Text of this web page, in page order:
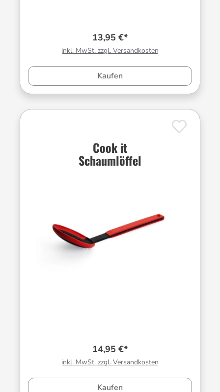
13,95 €*
inkl. MwSt. zzgl. Versandkosten
Kaufen
Cook it
Schaumlöffel
14,95 €*
inkl. MwSt. zzgl. Versandkosten
Kaufen